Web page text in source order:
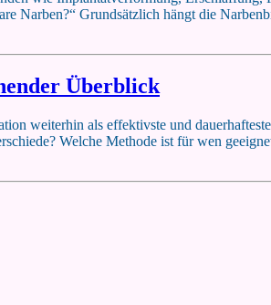
Narben?“ Grundsätzlich hängt die
Überblick
weiterhin als effektivste und
Welche Methode ist für wen